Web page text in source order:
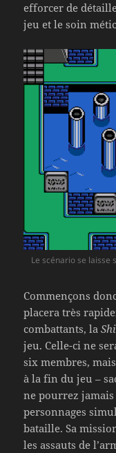
efforcer de
jeu et le soin
Le scénario se laisse
Commençons
placera très
combattants, la
jeu. Celle-ci ne
six membres,
à la fin du jeu –
ne pourrez
personnages
bataille. Sa
les assauts de